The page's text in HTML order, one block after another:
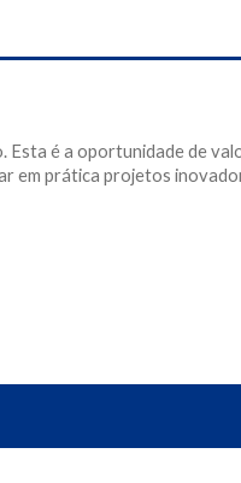
é a oportunidade de
em prática projetos